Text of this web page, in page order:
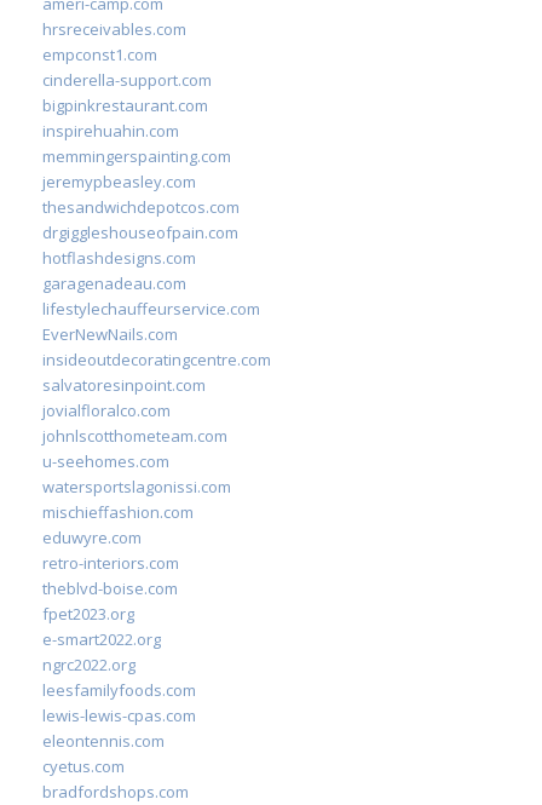
hrsreceivables.com
empconst1.com
cinderella-support.com
bigpinkrestaurant.com
inspirehuahin.com
memmingerspainting.com
jeremypbeasley.com
thesandwichdepotcos.com
drgiggleshouseofpain.com
hotflashdesigns.com
garagenadeau.com
lifestylechauffeurservice.com
EverNewNails.com
insideoutdecoratingcentre.com
salvatoresinpoint.com
jovialfloralco.com
johnlscotthometeam.com
u-seehomes.com
watersportslagonissi.com
mischieffashion.com
eduwyre.com
retro-interiors.com
theblvd-boise.com
fpet2023.org
e-smart2022.org
ngrc2022.org
leesfamilyfoods.com
lewis-lewis-cpas.com
eleontennis.com
cyetus.com
bradfordshops.com